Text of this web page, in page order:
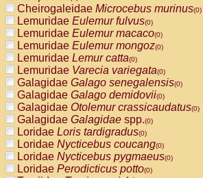
CebidaeCebus spp.(0)
CebidaeSaimiri boliviensis(0)
CebidaeSaimiri sciureus(0)
AtelidaeAlouatta caraya(0)
AtelidaeAlouatta fusca(0)
AtelidaeAlouatta seniculus(0)
AtelidaeAlouattaspp.(0)
AtelidaeAteles belzebuth(0)
AtelidaeAteles geoffroyi(0)
AtelidaeAteles paniscus(0)
AtelidaeAtelesspp.(0)
AtelidaeLagothrix lagothricha(0)
AtelidaeLagothrix lagothricha cana
PitheciidaeCacajao calvus
Cheirogaleidae Microcebus murinus(0)
Lemuridae Eulemur fulvus(0)
Lemuridae Eulemur macaco(0)
Lemuridae Eulemur mongoz(0)
Lemuridae Lemur catta(0)
Lemuridae Varecia variegata(0)
Galagidae Galago senegalensis(0)
Galagidae Galago demidovii(0)
Galagidae Otolemur crassicaudatus(0)
Galagidae Galagidae spp.(0)
Loridae Loris tardigradus(0)
Loridae Nycticebus coucang(0)
Loridae Nycticebus pygmaeus(0)
Loridae Perodicticus potto(0)